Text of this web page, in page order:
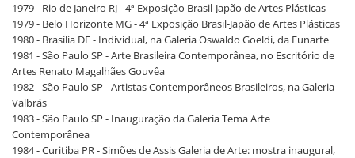
1979 - Rio de Janeiro RJ - 4ª Exposição Brasil-Japão de Artes Plásticas
1979 - Belo Horizonte MG - 4ª Exposição Brasil-Japão de Artes Plásticas
1980 - Brasília DF - Individual, na Galeria Oswaldo Goeldi, da Funarte
1981 - São Paulo SP - Arte Brasileira Contemporânea, no Escritório de
Artes Renato Magalhães Gouvêa
1982 - São Paulo SP - Artistas Contemporâneos Brasileiros, na Galeria
Valbrás
1983 - São Paulo SP - Inauguração da Galeria Tema Arte
Contemporânea
1984 - Curitiba PR - Simões de Assis Galeria de Arte: mostra inaugural,